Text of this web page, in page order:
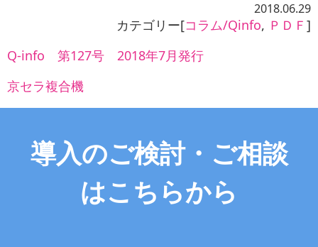
コラム・Qinfo
資料請求
お役立ち情報
お問い合わせ
2018.06.29
カテゴリー[コラム/Qinfo, ＰＤＦ ]
Q-info 第127号 2018年7月発行
京セラ複合機
導入のご検討・ご相談
はこちらから